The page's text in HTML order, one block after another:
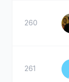
260
261